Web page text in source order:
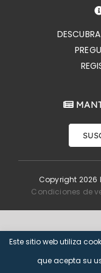
Copyright 2026
Condiciones de
Este sitio web utiliza
que acepta su